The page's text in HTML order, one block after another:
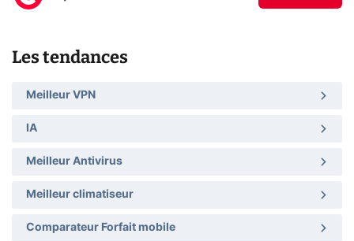
Les tendances
Meilleur VPN
IA
Meilleur Antivirus
Meilleur climatiseur
Comparateur Forfait mobile